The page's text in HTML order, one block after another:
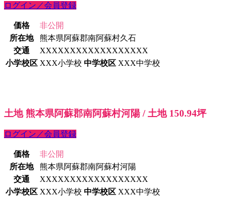
ログイン／会員登録
価格
非公開
所在地
熊本県阿蘇郡南阿蘇村久石
交通
XXXXXXXXXXXXXXXXXX
小学校区 XXX小学校 中学校区 XXX中学校
土地 熊本県阿蘇郡南阿蘇村河陽 / 土地 150.94坪
ログイン／会員登録
価格
非公開
所在地
熊本県阿蘇郡南阿蘇村河陽
交通
XXXXXXXXXXXXXXXXXX
小学校区 XXX小学校 中学校区 XXX中学校